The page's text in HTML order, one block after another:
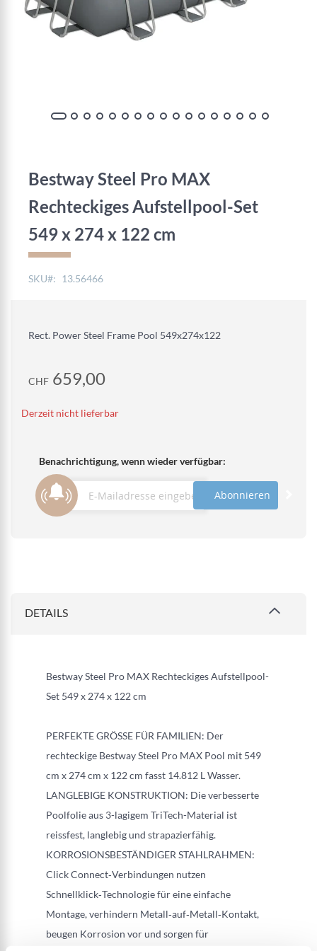
Bestway Steel Pro MAX
Rechteckiges Aufstellpool-Set
549 x 274 x 122 cm
SKU 13.56466
Rect. Power Steel Frame Pool 549x274x122
CHF 659,00
Derzeit nicht lieferbar
Benachrichtigung, wenn wieder verfügbar:
Abonnieren
Bildgalerie
DETAILS
Bestway Steel Pro MAX Rechteckiges Aufstellpool-
Set 549 x 274 x 122 cm
PERFEKTE GRÖSSE FÜR FAMILIEN: Der
rechteckige Bestway Steel Pro MAX Pool mit 549
cm x 274 cm x 122 cm fasst 14.812 L Wasser.
LANGLEBIGE KONSTRUKTION: Die verbesserte
Poolfolie aus 3-lagigem TriTech-Material ist
reissfest, langlebig und strapazierfähig.
KORROSIONSBESTÄNDIGER STAHLRAHMEN:
Click Connect‑Verbindungen nutzen
Schnellklick‑Technologie für eine einfache
Montage, verhindern Metall‑auf‑Metall‑Kontakt,
beugen Korrosion vor und sorgen für